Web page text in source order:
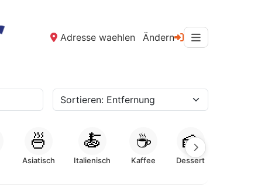
Adresse waehlen Ändern
🍜
Asiatisch
🍝
Italienisch
☕
Kaffee
🍰
Dessert